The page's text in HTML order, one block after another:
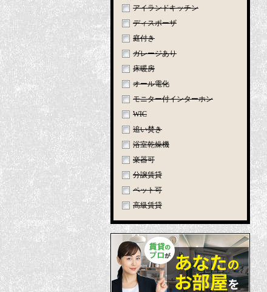
アイランドキッチン
ディスポーザ
庭付き
ガレージあり
床暖房
オール電化
モニター付インターホン
WIC
追い焚き
浴室乾燥機
楽器可
分譲賃貸
ペット可
高級賃貸